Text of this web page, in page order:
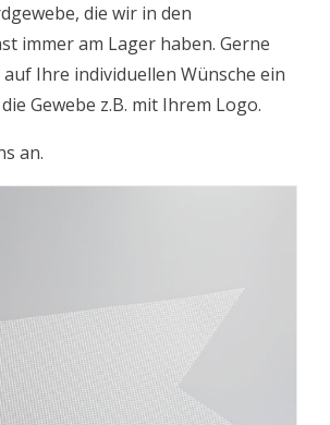
die wir in den
immer am Lager haben. Gerne
Ihre individuellen Wünsche ein
Gewebe z.B. mit Ihrem Logo.
an.